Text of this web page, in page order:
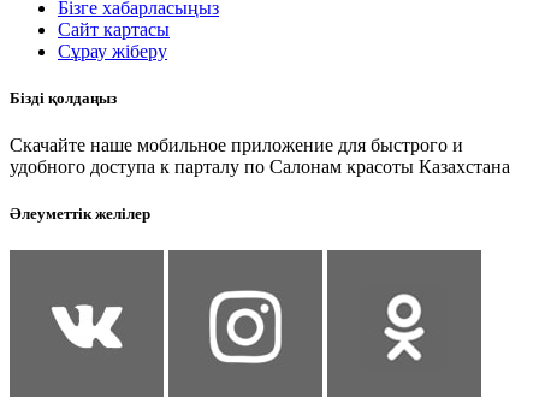
Бізге хабарласыңыз
Сайт картасы
Сұрау жіберу
Бізді қолдаңыз
Скачайте наше мобильное приложение для быстрого и
удобного доступа к парталу по Салонам красоты Казахстана
Әлеуметтік желілер